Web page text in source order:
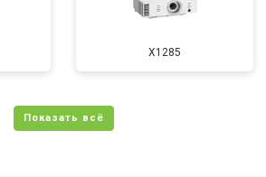
X1285